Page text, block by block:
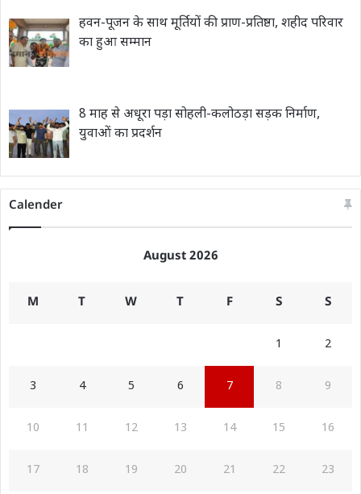
हवन-पूजन के साथ मूर्तियों की प्राण-प्रतिष्ठा, शहीद परिवार
का हुआ सम्मान
8 माह से अधूरा पड़ा सोहली-कलोठड़ा सड़क निर्माण,
युवाओं का प्रदर्शन
Calender
August 2026
M T W T F S S
1 2
3 4 5 6 7 8 9
10 11 12 13 14 15 16
17 18 19 20 21 22 23